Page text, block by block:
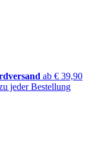
ab € 39,90
jeder Bestellung